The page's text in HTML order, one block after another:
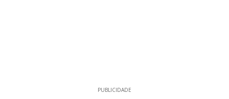
PUBLICIDADE